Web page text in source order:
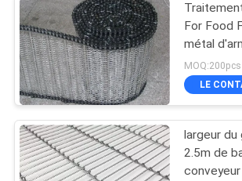
For Food
métal
d'acier
MOQ:200pcs
LE
largeur
2.5m de